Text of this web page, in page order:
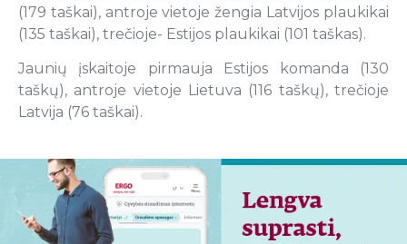
(179 taškai), antroje vietoje žengia Latvijos plaukikai
(135 taškai), trečioje- Estijos plaukikai (101 taškas).
Jaunių įskaitoje pirmauja Estijos komanda (130
taškų), antroje vietoje Lietuva (116 taškų), trečioje
Latvija (76 taškai).